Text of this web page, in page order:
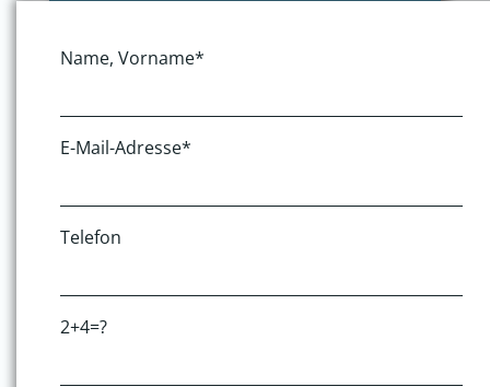
Name, Vorname*
E-Mail-Adresse*
Telefon
2+4=?